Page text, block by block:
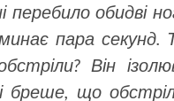
перебило обидві
пара
Він
і бреше, що